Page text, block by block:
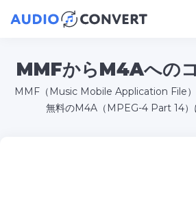
MMFからM4Aへの
MMF（Music Mobile Application File）
無料のM4A（MPEG-4 Part 14）